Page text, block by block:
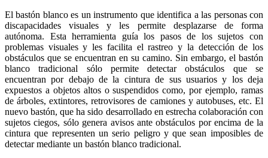
El bastón blanco es un instrumento que identifica a las personas con
discapacidades visuales y les permite desplazarse de forma
autónoma. Esta herramienta guía los pasos de los sujetos con
problemas visuales y les facilita el rastreo y la detección de los
obstáculos que se encuentran en su camino. Sin embargo, el bastón
blanco tradicional sólo permite detectar obstáculos que se
encuentran por debajo de la cintura de sus usuarios y los deja
expuestos a objetos altos o suspendidos como, por ejemplo, ramas
de árboles, extintores, retrovisores de camiones y autobuses, etc. El
nuevo bastón, que ha sido desarrollado en estrecha colaboración con
sujetos ciegos, sólo genera avisos ante obstáculos por encima de la
cintura que representen un serio peligro y que sean imposibles de
detectar mediante un bastón blanco tradicional.